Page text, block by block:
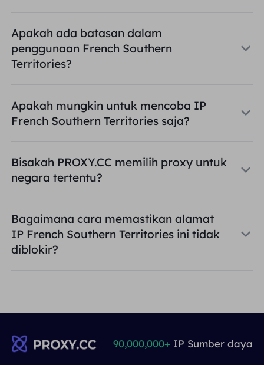
Apakah ada batasan dalam
penggunaan French Southern
Territories?
Apakah mungkin untuk mencoba IP
French Southern Territories saja?
Bisakah PROXY.CC memilih proxy untuk
negara tertentu?
Bagaimana cara memastikan alamat
IP French Southern Territories ini tidak
diblokir?
90,000,000+ IP Sumber daya